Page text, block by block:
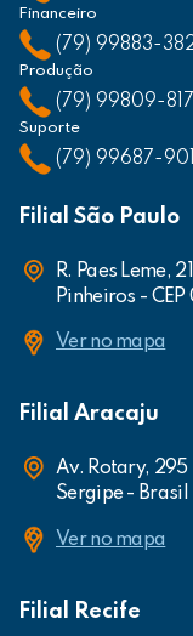
Financeiro
(79) 99883-
Produção
(79) 99809-
Suporte
(79) 99687-
Filial São Paulo
R. Paes Leme,
Pinheiros -
Ver no mapa
Filial Aracaju
Av. Rotary,
Sergipe - Brasil
Ver no mapa
Filial Recife